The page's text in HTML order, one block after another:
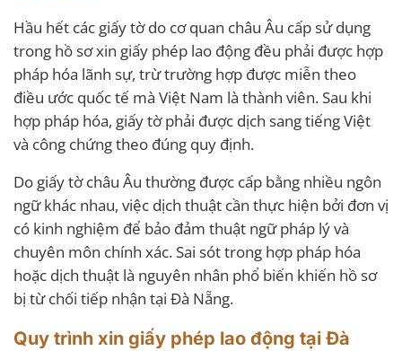
Hầu hết các giấy tờ do cơ quan châu Âu cấp sử dụng
trong hồ sơ xin giấy phép lao động đều phải được hợp
pháp hóa lãnh sự, trừ trường hợp được miễn theo
điều ước quốc tế mà Việt Nam là thành viên. Sau khi
hợp pháp hóa, giấy tờ phải được dịch sang tiếng Việt
và công chứng theo đúng quy định.
Do giấy tờ châu Âu thường được cấp bằng nhiều ngôn
ngữ khác nhau, việc dịch thuật cần thực hiện bởi đơn vị
có kinh nghiệm để bảo đảm thuật ngữ pháp lý và
chuyên môn chính xác. Sai sót trong hợp pháp hóa
hoặc dịch thuật là nguyên nhân phổ biến khiến hồ sơ
bị từ chối tiếp nhận tại Đà Nẵng.
Quy trình xin giấy phép lao động tại Đà